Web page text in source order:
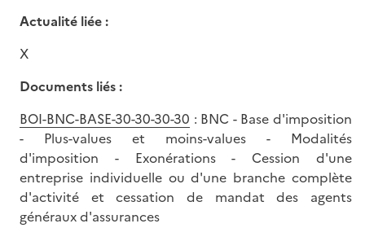
Actualité liée :
X
Documents liés :
BOI-BNC-BASE-30-30-30-30 : BNC - Base d'imposition
- Plus-values et moins-values - Modalités
d'imposition - Exonérations - Cession d'une
entreprise individuelle ou d'une branche complète
d'activité et cessation de mandat des agents
généraux d'assurances